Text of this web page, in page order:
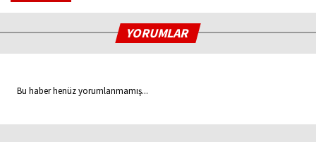
YORUMLAR
Bu haber henüz yorumlanmamış...